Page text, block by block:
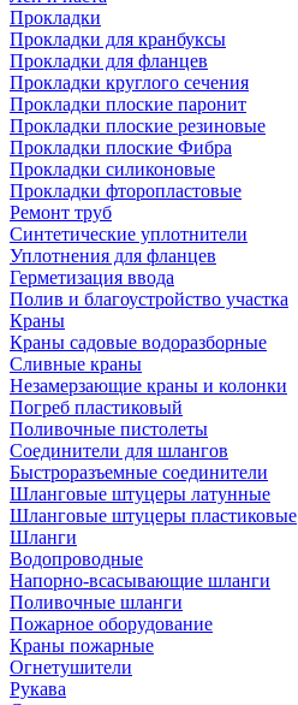
Прокладки
Прокладки для кранбуксы
Прокладки для фланцев
Прокладки круглого сечения
Прокладки плоские паронит
Прокладки плоские резиновые
Прокладки плоские Фибра
Прокладки силиконовые
Прокладки фторопластовые
Ремонт труб
Синтетические уплотнители
Уплотнения для фланцев
Герметизация ввода
Полив и благоустройство участка
Краны
Краны садовые водоразборные
Сливные краны
Незамерзающие краны и колонки
Погреб пластиковый
Поливочные пистолеты
Соединители для шлангов
Быстроразъемные соединители
Шланговые штуцеры латунные
Шланговые штуцеры пластиковые
Шланги
Водопроводные
Напорно-всасывающие шланги
Поливочные шланги
Пожарное оборудование
Краны пожарные
Огнетушители
Рукава